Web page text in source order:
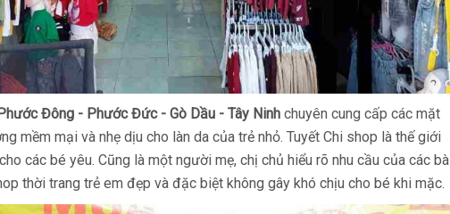
Đông - Phước Đức - Gò Dầu - Tây Ninh chuyên cung cấp các mặt
mềm mại và nhẹ dịu cho làn da của trẻ nhỏ. Tuyết Chi shop là thế giới
các bé yêu. Cũng là một người mẹ, chị chủ hiểu rõ nhu cầu của các bà
thời trang trẻ em đẹp và đặc biệt không gây khó chịu cho bé khi mặc.